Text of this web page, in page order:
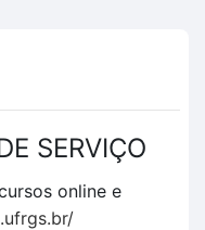
SERVIÇO
online e